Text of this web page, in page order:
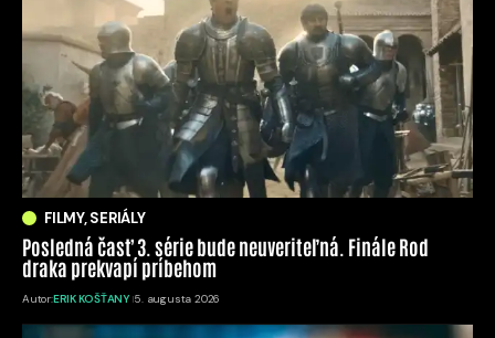
FILMY, SERIÁLY
Posledná časť 3. série bude neuveriteľná. Finále Rod
draka prekvapí príbehom
Autor:ERIK KOŠŤANY 5. augusta 2026